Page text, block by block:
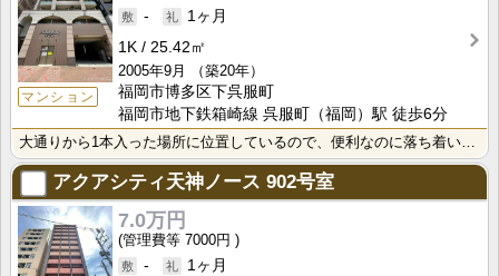
マンション
-
1ヶ月
1K
25.42㎡
2005年9月
（築20年）
福岡市博多区下呉服町
福岡市地下鉄箱崎線 呉服町（福岡）駅 徒歩6分
大通りから1本入った場所に位置しているので、便利なのに落ち着いた生活が送れますね。
アクアシティ天神ノース 902号室
7.0万円
7000円
-
1ヶ月